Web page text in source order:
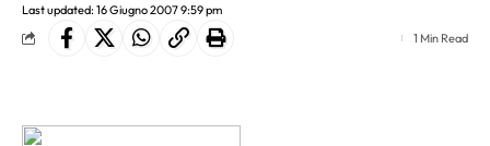
Last updated: 16 Giugno 2007 9:59 pm
1 Min Read